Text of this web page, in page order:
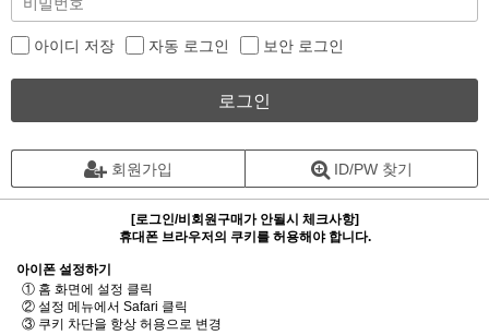
아이디 저장 자동 로그인 보안 로그인
로그인
회원가입 ID/PW 찾기
[로그인/비회원구매가 안될시 체크사항]
휴대폰 브라우저의 쿠키를 허용해야 합니다.
아이폰 설정하기
① 홈 화면에 설정 클릭
② 설정 메뉴에서 Safari 클릭
③ 쿠키 차단을 항상 허용으로 변경